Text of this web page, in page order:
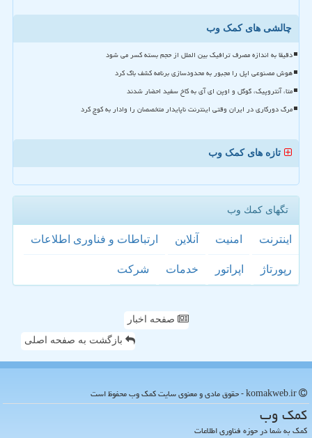
چالشی های کمک وب
دقیقا به اندازه مصرف ترافیک بین الملل از حجم بسته کسر می شود
هوش مصنوعی اپل را مجبور به محدودسازی برنامه کشف باگ کرد
متا، آنتروپیک، گوگل و اوپن ای آی به کاخ سفید احضار شدند
مرگ دورکاری در ایران وقتی اینترنت ناپایدار متخصصان را وادار به کوچ کرد
تازه های کمک وب
تگهای كمك وب
اینترنت امنیت آنلاین ارتباطات و فناوری اطلاعات
رپورتاژ اپراتور خدمات شركت
صفحه اخبار
بازگشت به صفحه اصلی
كمك وب
کمک به شما در حوزه فناوری اطلاعات